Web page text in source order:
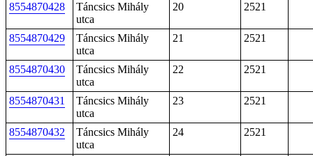
8554870428
Táncsics Mihály
utca
20 2521
8554870429
Táncsics Mihály
utca
21 2521
8554870430
Táncsics Mihály
utca
22 2521
8554870431
Táncsics Mihály
utca
23 2521
8554870432
Táncsics Mihály
utca
24 2521